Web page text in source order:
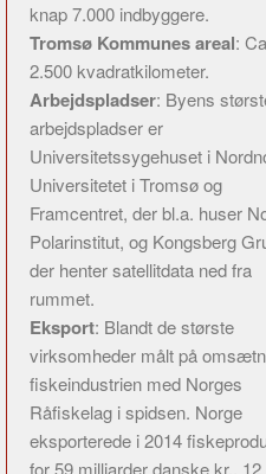
knap 7.000 indbyggere.
Tromsø Kommunes areal:
2.500 kvadratkilometer.
Arbejdspladser: Byens
arbejdspladser er
Universitetssygehuset i
Universitetet i Tromsø og
Framcentret, der bl.a. huser
Polarinstitut, og Kongsberg
der henter satellitdata ned fra
rummet.
Eksport: Blandt de største
virksomheder målt på
fiskeindustrien med Norges
Råfiskelag i spidsen. Norge
eksporterede i 2014
for 59 milliarder danske kr., 12